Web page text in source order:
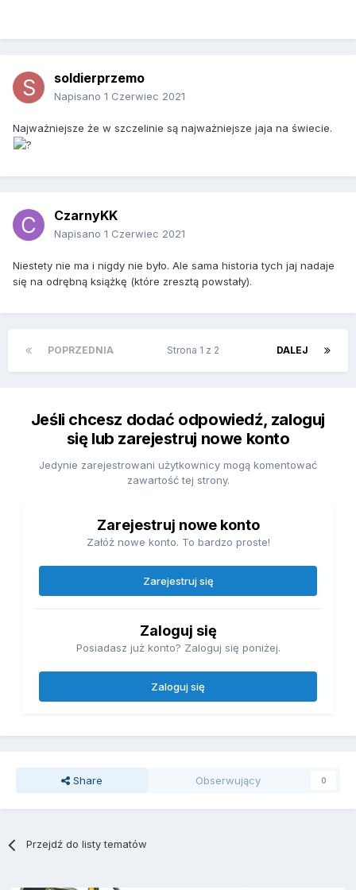
soldierprzemo
Napisano 1 Czerwiec 2021
Najważniejsze że w szczelinie są najważniejsze jaja na świecie.
CzarnyKK
Napisano 1 Czerwiec 2021
Niestety nie ma i nigdy nie było. Ale sama historia tych jaj nadaje
się na odrębną książkę (które zresztą powstały).
POPRZEDNIA DALEJ
Strona 1 z 2
Jeśli chcesz dodać odpowiedź, zaloguj
się lub zarejestruj nowe konto
Jedynie zarejestrowani użytkownicy mogą komentować
zawartość tej strony.
Zarejestruj nowe konto
Załóż nowe konto. To bardzo proste!
Zarejestruj się
Zaloguj się
Posiadasz już konto? Zaloguj się poniżej.
Zaloguj się
Share Obserwujący 0
Przejdź do listy tematów